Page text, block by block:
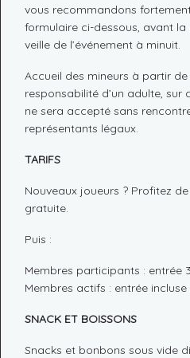
vous recommandons
formulaire ci-dessous, avant
veille de l’événement à minuit.
Accueil des mineurs à partir de
responsabilité d’un adulte, sur
ne sera accepté sans
représentants légaux.
TARIFS
Nouveaux joueurs ? Profitez
gratuite.
Puis :
Membres participants : entrée
Membres actifs : entrée incluse
SNACK ET BOISSONS
Snacks et bonbons sous vide